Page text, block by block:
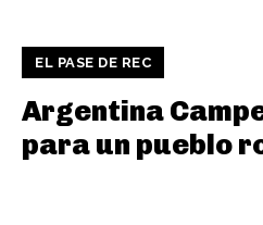
EL PASE DE REC
Argentina
para un pueblo